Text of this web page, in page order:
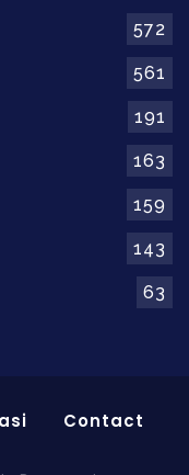
572
561
191
163
159
143
63
Contact